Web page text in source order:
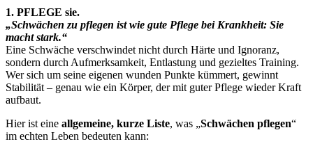
1. PFLEGE sie.
„Schwächen zu pflegen ist wie gute Pflege bei Krankheit: Sie
macht stark.“
Eine Schwäche verschwindet nicht durch Härte und Ignoranz,
sondern durch Aufmerksamkeit, Entlastung und gezieltes Training.
Wer sich um seine eigenen wunden Punkte kümmert, gewinnt
Stabilität – genau wie ein Körper, der mit guter Pflege wieder Kraft
aufbaut.
Hier ist eine allgemeine, kurze Liste, was „Schwächen pflegen“
im echten Leben bedeuten kann: